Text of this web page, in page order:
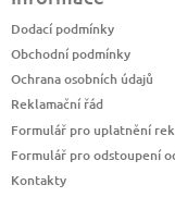
Dodací podmínky
Obchodní podmínky
Ochrana osobních údajů
Reklamační řád
Formulář pro uplatnění
Formulář pro odstoupení
Kontakty